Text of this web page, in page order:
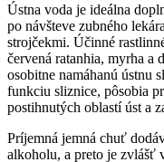
Ústna voda je ideálna
po návšteve zubného
strojčekmi. Účinné
červená ratanhia, myrha
osobitne namáhanú ústnu
funkciu sliznice, pôsobia
postihnutých oblastí úst a
Príjemná jemná chuť
alkoholu, a preto je zvlášť